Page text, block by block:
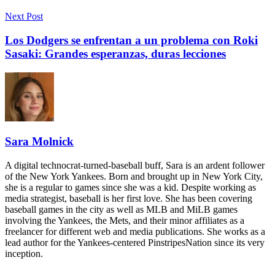
Next Post
Los Dodgers se enfrentan a un problema con Roki
Sasaki: Grandes esperanzas, duras lecciones
Sara Molnick
A digital technocrat-turned-baseball buff, Sara is an ardent follower
of the New York Yankees. Born and brought up in New York City,
she is a regular to games since she was a kid. Despite working as
media strategist, baseball is her first love. She has been covering
baseball games in the city as well as MLB and MiLB games
involving the Yankees, the Mets, and their minor affiliates as a
freelancer for different web and media publications. She works as a
lead author for the Yankees-centered PinstripesNation since its very
inception.